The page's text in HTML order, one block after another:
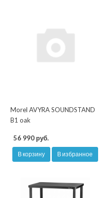
Morel AVYRA SOUNDSTAND
B1 oak
56 990 руб.
В корзину В избранное